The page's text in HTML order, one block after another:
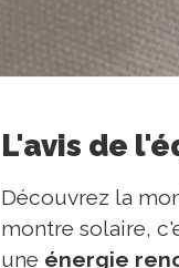
L'avis de
Découvrez la
montre solaire,
une énergie